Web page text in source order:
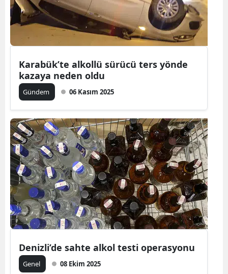
Kırklareli
Kırşehir
Kocaeli
Konya
Malatya
Manisa
Mardin
Muğla
Muş
Karabük’te alkollü sürücü ters yönde
kazaya neden oldu
Gündem 06 Kasım 2025
Denizli’de sahte alkol testi operasyonu
Genel 08 Ekim 2025